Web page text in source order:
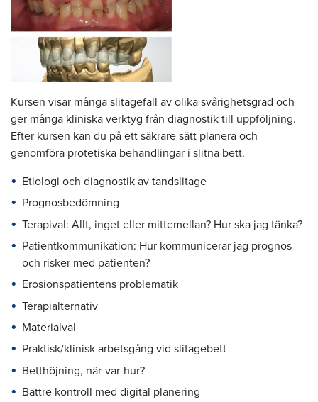
Kursen visar många slitagefall av olika svårighetsgrad och
ger många kliniska verktyg från diagnostik till uppföljning.
Efter kursen kan du på ett säkrare sätt planera och
genomföra protetiska behandlingar i slitna bett.
Etiologi och diagnostik av tandslitage
Prognosbedömning
Terapival: Allt, inget eller mittemellan? Hur ska jag tänka?
Patientkommunikation: Hur kommunicerar jag prognos
och risker med patienten?
Erosionspatientens problematik
Terapialternativ
Materialval
Praktisk/klinisk arbetsgång vid slitagebett
Betthöjning, när-var-hur?
Bättre kontroll med digital planering